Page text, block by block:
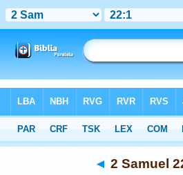
>2 Samuel Capítulo 22 > Verso 1
◄ 2 Samuel